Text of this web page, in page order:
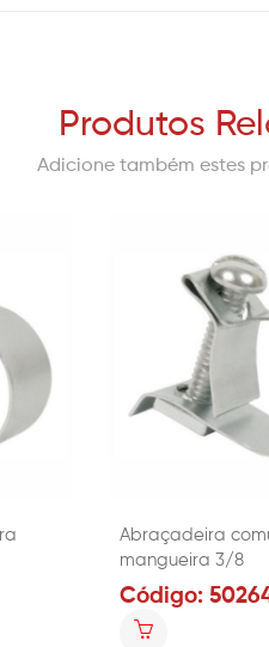
Produtos
Adicione também estes
Abraçadeira
mangueira 3/8
Código: